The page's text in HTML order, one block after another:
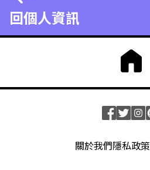
回個人資訊
關於我們隱私政策